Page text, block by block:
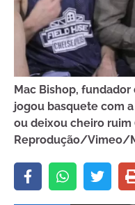
Mac Bishop,
jogou basquete com
ou deixou cheiro ruim
Reprodução/Vimeo/